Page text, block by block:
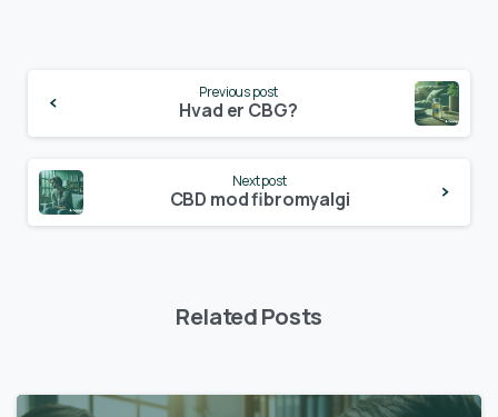
Reading
Previous post
Hvad er CBG?
Next post
CBD mod fibromyalgi
Related Posts